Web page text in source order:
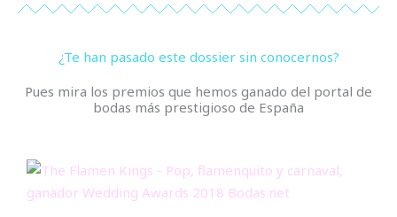
¿Te han pasado este dossier sin conocernos?
Pues mira los premios que hemos ganado del portal de
bodas más prestigioso de España